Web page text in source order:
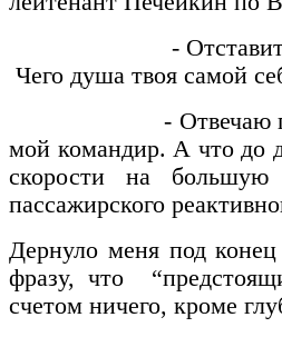
- Отставить!
Чего душа твоя самой
- Отвечаю
мой командир. А что до
скорости на большую
пассажирского
Дернуло меня под
фразу, что
счетом ничего, кроме